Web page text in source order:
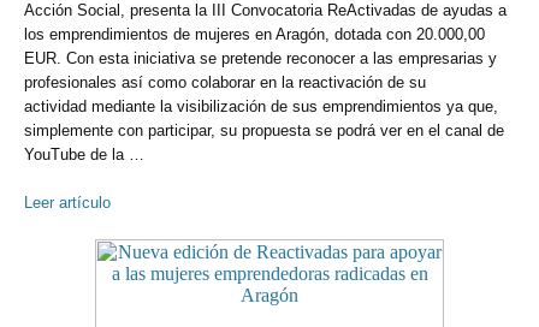
Acción Social, presenta la III Convocatoria ReActivadas de ayudas a
los emprendimientos de mujeres en Aragón, dotada con 20.000,00
EUR. Con esta iniciativa se pretende reconocer a las empresarias y
profesionales así como colaborar en la reactivación de su
actividad mediante la visibilización de sus emprendimientos ya que,
simplemente con participar, su propuesta se podrá ver en el canal de
YouTube de la …
Leer artículo